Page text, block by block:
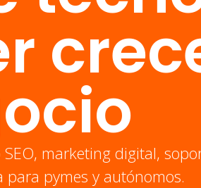
marketing digital,
para pymes y autónomos.